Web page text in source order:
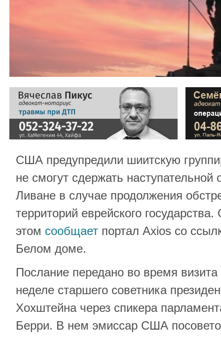
США предупредили шиитскую
не смогут сдержать
Ливане в случае продолжения
территорий еврейского государства.
этом сообщает портал Axios со
Белом доме.
Послание передано во время
неделе старшего советника
Хохштейна через спикера
Берри. В нем эмиссар США